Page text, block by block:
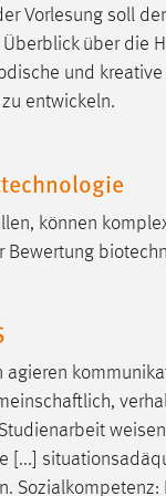
Vorlesung soll
über die
und kreative
entwickeln.
können
agieren
weisen
[...]
ob man
gewählte
frame-style-